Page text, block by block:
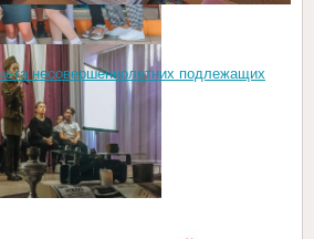
несовершеннолетних подлежащих